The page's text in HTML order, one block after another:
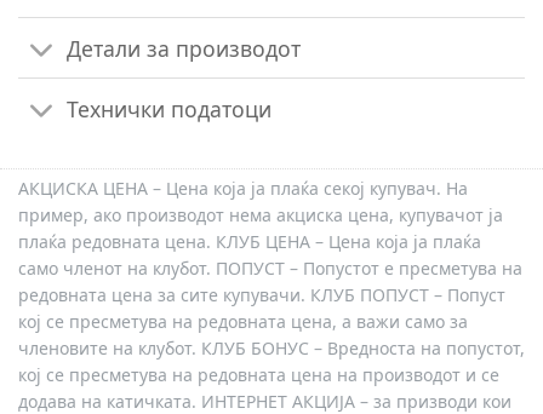
Детали за производот
Технички податоци
АКЦИСКА ЦЕНА – Цена која ја плаќа секој купувач. На
пример, ако производот нема акциска цена, купувачот ја
плаќа редовната цена. КЛУБ ЦЕНА – Цена која ја плаќа
само членот на клубот. ПОПУСТ – Попустот е пресметува на
редовната цена за сите купувачи. КЛУБ ПОПУСТ – Попуст
кој се пресметува на редовната цена, а важи само за
членовите на клубот. КЛУБ БОНУС – Вредноста на попустот,
кој се пресметува на редовната цена на производот и се
додава на катичката. ИНТЕРНЕТ АКЦИЈА – за призводи кои